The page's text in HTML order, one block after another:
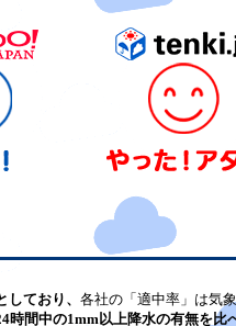
ており、 各社の「適中率」は気
時間中の1mm以上降水の有無を比べ